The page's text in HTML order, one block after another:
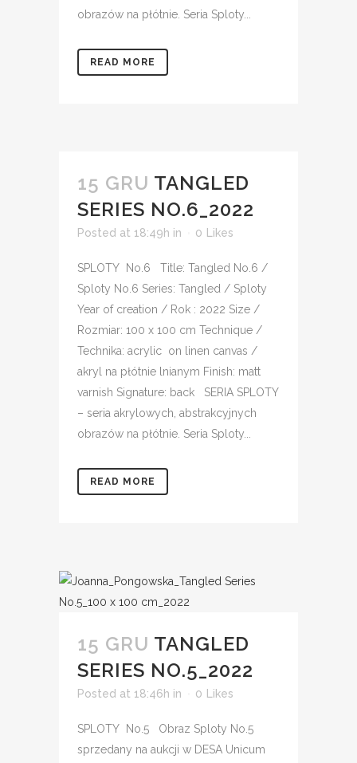
obrazów na płótnie. Seria Sploty...
READ MORE
15 GRU TANGLED
SERIES NO.6_2022
Posted at 18:49h in 0 Likes
SPLOTY No.6 Title: Tangled No.6 /
Sploty No.6 Series: Tangled / Sploty
Year of creation / Rok : 2022 Size /
Rozmiar: 100 x 100 cm Technique /
Technika: acrylic on linen canvas /
akryl na płótnie lnianym Finish: matt
varnish Signature: back SERIA SPLOTY
– seria akrylowych, abstrakcyjnych
obrazów na płótnie. Seria Sploty...
READ MORE
15 GRU TANGLED
SERIES NO.5_2022
Posted at 18:46h in 0 Likes
SPLOTY No.5 Obraz Sploty No.5
sprzedany na aukcji w DESA Unicum